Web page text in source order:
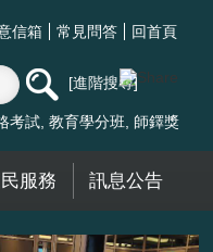
信箱 常見問答 回首頁
進階搜尋
考試 教育學分班 師鐸獎
服務 訊息公告